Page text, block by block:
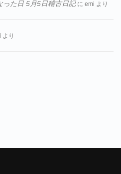
った日 5月5日稽古日記に emi より
より